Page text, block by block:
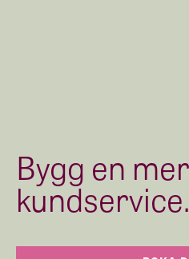
Bygg en
kundservice.